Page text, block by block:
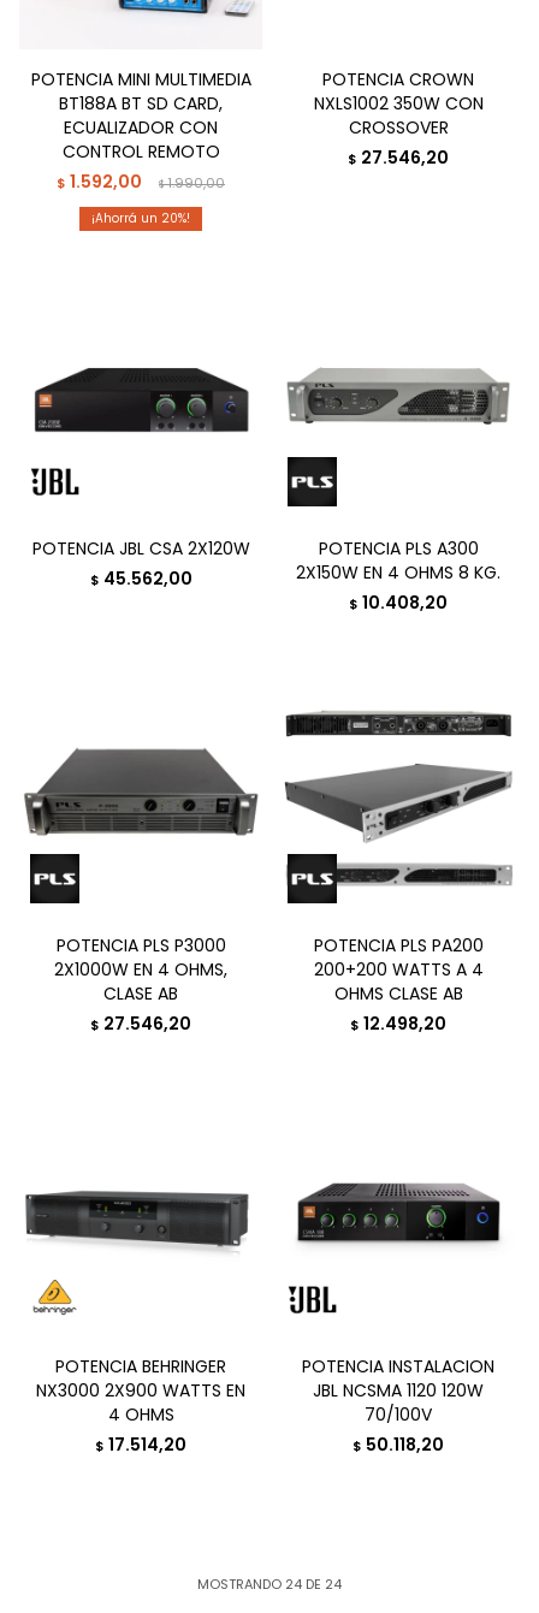
POTENCIA MINI MULTIMEDIA
BT188A BT SD CARD,
ECUALIZADOR CON
CONTROL REMOTO
$ 1.592,00 $1.990,00
20
POTENCIA CROWN
NXLS1002 350W CON
CROSSOVER
$ 27.546,20
POTENCIA JBL CSA 2X120W
$ 45.562,00
POTENCIA PLS A300
2X150W EN 4 OHMS 8 KG.
$ 10.408,20
POTENCIA PLS P3000
2X1000W EN 4 OHMS,
CLASE AB
$ 27.546,20
POTENCIA PLS PA200
200+200 WATTS A 4
OHMS CLASE AB
$ 12.498,20
POTENCIA BEHRINGER
NX3000 2X900 WATTS EN
4 OHMS
$ 17.514,20
POTENCIA INSTALACION
JBL NCSMA 1120 120W
70/100V
$ 50.118,20
MOSTRANDO 24 DE 24